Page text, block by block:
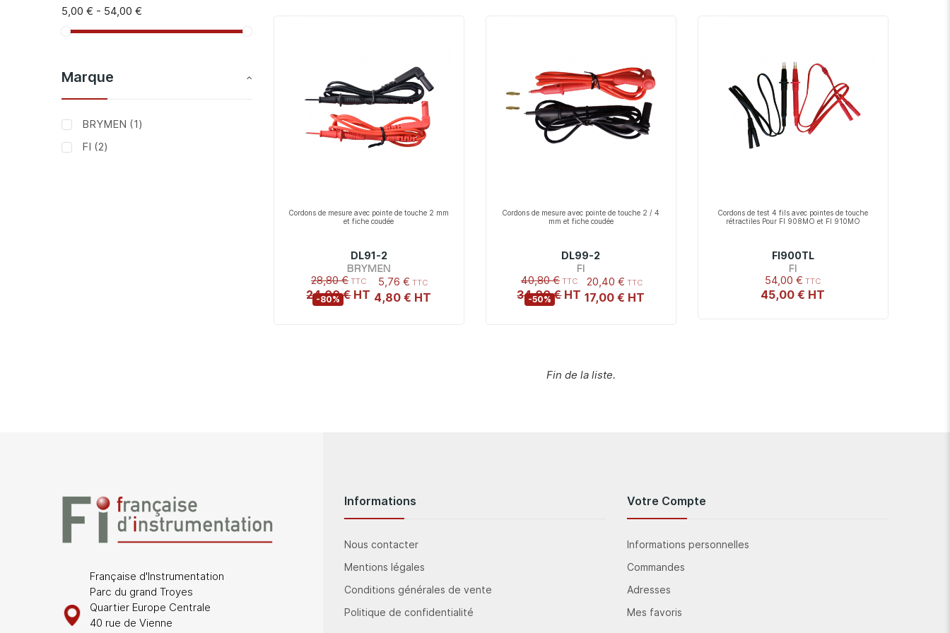
Cordons de mesure avec pointe de touche 2 mm
et fiche coudée
DL91-2
BRYMEN
5,76 €
4,80 €
28,80 €
24,00 €
-80%
Cordons de mesure avec pointe de touche 2 / 4
mm et fiche coudée
DL99-2
FI
20,40 €
17,00 €
40,80 €
34,00 €
-50%
Cordons de test 4 fils avec pointes de touche
rétractiles Pour FI 908MO et FI 910MO
FI900TL
FI
54,00 €
45,00 €
Fin de la liste.
5,00 € - 54,00 €
Marque
BRYMEN 1article
FI
2articles
Française d'Instrumentation
Parc du grand Troyes
Quartier Europe Centrale
40 rue de Vienne
Informations
Nous contacter
Mentions légales
Conditions générales de vente
Politique de confidentialité
Votre Compte
Informations personnelles
Commandes
Adresses
Mes favoris